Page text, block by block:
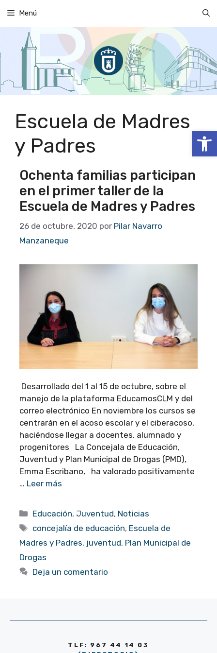
Abrir
contenido
Menú
Escuela de Madres
y Padres
Ochenta familias participan
en el primer taller de la
Escuela de Madres y Padres
26 de octubre, 2020 por Pilar Navarro
Manzaneque
Desarrollado del 1 al 15 de octubre, sobre el
manejo de la plataforma EducamosCLM y del
correo electrónico En noviembre los cursos se
centrarán en el acoso escolar y el ciberacoso,
haciéndose llegar a docentes, alumnado y
progenitores La Concejala de Educación,
Juventud y Plan Municipal de Drogas (PMD),
Emma Escribano, ha valorado positivamente
… Leer más
Categorías
Educación, Juventud, Noticias
Etiquetas
concejalía de educación, Escuela de
Madres y Padres, juventud, Plan Municipal de
Drogas
Deja un comentario
TLF: 967 44 14 03